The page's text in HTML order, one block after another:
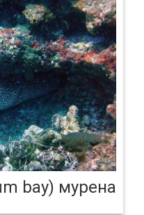
bay) мурена